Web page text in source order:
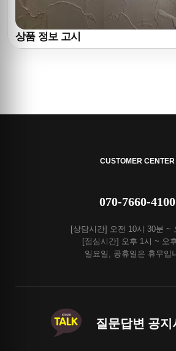
상품 정보 고시
CUSTOMER CENTER
070-7660-4100
[상담시간] 오전 10시 30분 ~
[점심시간] 오후 1시 ~ 오
일요일, 공휴일은 휴무입
질문답변 공지